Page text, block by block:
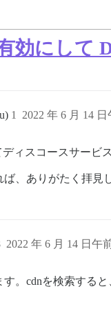
効にして
2022 年 6 月 14 日
1
ィスコースサービ
、ありがたく拝見
2022 年 6 月 14 日午
。cdnを検索する